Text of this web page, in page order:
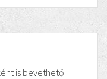
is bevethető